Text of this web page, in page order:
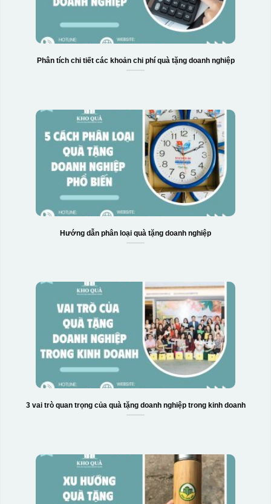
Phân tích chi tiết các khoản chi phí quà tặng doanh nghiệp
Hướng dẫn phân loại quà tặng doanh nghiệp
3 vai trò quan trọng của quà tặng doanh nghiệp trong kinh doanh